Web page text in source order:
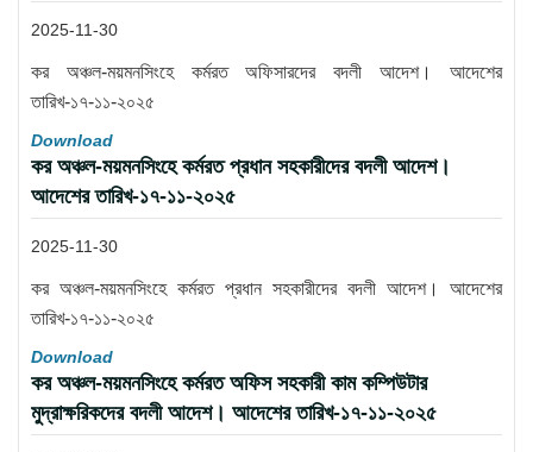
2025-11-30
কর অঞ্চল-ময়মনসিংহে কর্মরত অফিসারদের বদলী আদেশ। আদেশের
তারিখ-১৭-১১-২০২৫
Download
কর অঞ্চল-ময়মনসিংহে কর্মরত প্রধান সহকারীদের বদলী আদেশ।
আদেশের তারিখ-১৭-১১-২০২৫
2025-11-30
কর অঞ্চল-ময়মনসিংহে কর্মরত প্রধান সহকারীদের বদলী আদেশ। আদেশের
তারিখ-১৭-১১-২০২৫
Download
কর অঞ্চল-ময়মনসিংহে কর্মরত অফিস সহকারী কাম কম্পিউটার
মুদ্রাক্ষরিকদের বদলী আদেশ। আদেশের তারিখ-১৭-১১-২০২৫